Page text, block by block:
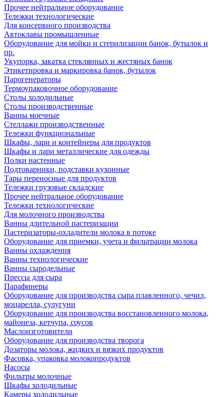
Прочее нейтральное оборудование
Тележки технологические
Для консервного производства
Автоклавы промышленные
Оборудование для мойки и стерилизации банок, бутылок и
пр.
Укупорка, закатка стеклянных и жестяных банок
Этикетировка и маркировка банок, бутылок
Парогенераторы
Термоупаковочное оборудование
Столы холодильные
Столы производственные
Ванны моечные
Стеллажи производственные
Тележки функциональные
Шкафы, лари и контейнеры для продуктов
Шкафы и лари металлические для одежды
Полки настенные
Подтоварники, подставки кухонные
Тары переносные для продуктов
Тележки грузовые складские
Прочее нейтральное оборудование
Тележки технологические
Для молочного производства
Ванны длительной пастеризации
Пастеризаторы-охладители молока в потоке
Оборудование для приемки, учета и фильтрации молока
Ванны охлаждения
Ванны технологические
Ванны сыродельные
Прессы для сыра
Парафинеры
Оборудование для производства сыра плавленного, чечил,
моцарелла, сулугуни
Оборудование для производства восстановленного молока,
майонеза, кетчупа, соусов
Маслоизготовители
Оборудование для производства творога
Дозаторы молока, жидких и вязких продуктов
Фасовка, упаковка молокопродуктов
Насосы
Фильтры молочные
Шкафы холодильные
Камеры холодильные